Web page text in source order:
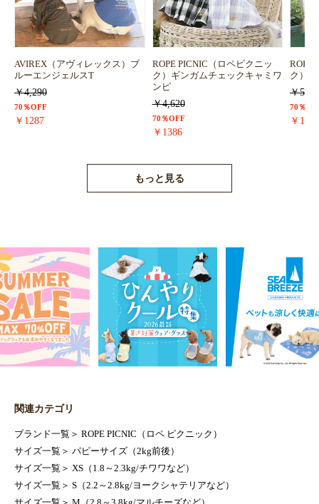
AVIREX（アヴィレックス）ブ
ルーエンジェルスT
￥4,290
70％OFF
￥1287
ROPE PICNIC（ロペピクニッ
ク）ギンガムチェックキャミワ
ンピ
￥4,620
70％OFF
￥1386
ROPE
ク）
￥
70％
￥
もっと見る
関連カテゴリ
ブランド一覧 ＞ ROPE PICNIC（ロペ ピクニック）
サイズ一覧 ＞ パピーサイズ（2kg前後）
サイズ一覧 ＞ XS（1.8～2.3kg/チワワなど）
サイズ一覧 ＞ S（2.2～2.8kg/ヨークシャテリアなど）